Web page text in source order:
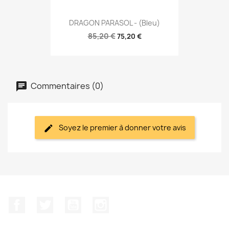
DRAGON PARASOL - (Bleu)
85,20 €75,20 €
Commentaires (0)
Soyez le premier à donner votre avis